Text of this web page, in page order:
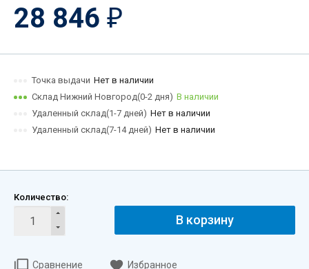
28 846 ₽
Точка выдачи Нет в наличии
Склад Нижний Новгород(0-2 дня) В наличии
Удаленный склад(1-7 дней) Нет в наличии
Удаленный склад(7-14 дней) Нет в наличии
Количество:
В корзину
Сравнение Избранное